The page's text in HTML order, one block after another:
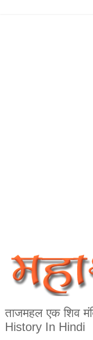
ताजमहल एक शिव
History In Hindi